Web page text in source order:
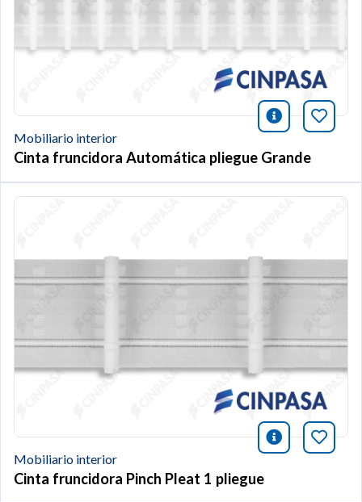
icono
Mobiliario interior
Cinta fruncidora Automática pliegue Grande
icono
Mobiliario interior
Cinta fruncidora Pinch Pleat 1 pliegue